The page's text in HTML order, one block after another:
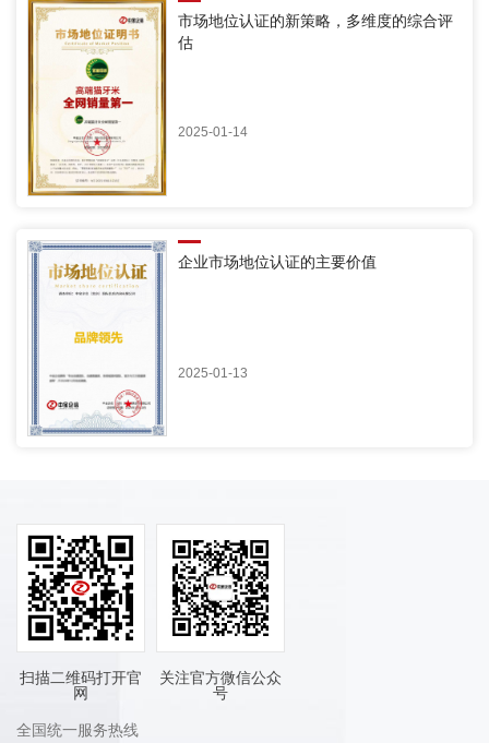
市场地位认证的新策略，多维度的综合评
估
2025-01-14
企业市场地位认证的主要价值
2025-01-13
扫描二维码打开官
网
关注官方微信公众
号
全国统一服务热线